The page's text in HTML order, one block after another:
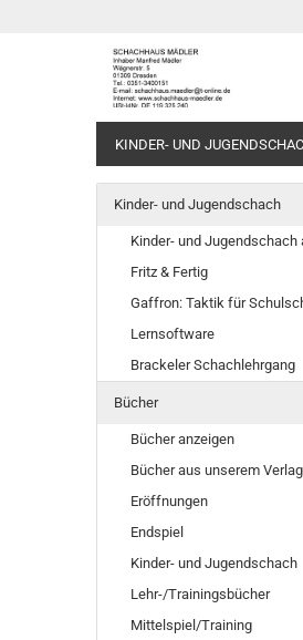
KINDER- UND
Kinder- und Jugendschach
Kinder- und Jugendschach
Fritz & Fertig
Gaffron: Taktik für
Lernsoftware
Brackeler Schachlehrgang
Bücher
Bücher anzeigen
Bücher aus unserem Verlag
Eröffnungen
Endspiel
Kinder- und Jugendschach
Lehr-/Trainingsbücher
Mittelspiel/Training